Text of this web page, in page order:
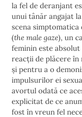
la fel de deranjant
unui tânăr angajat
scena
(the male gaze), un
feminin este
reacții de plăcere
și pentru a o
impulsurilor ei
avortul odată ce
explicitat de ce
fost în vreun fel